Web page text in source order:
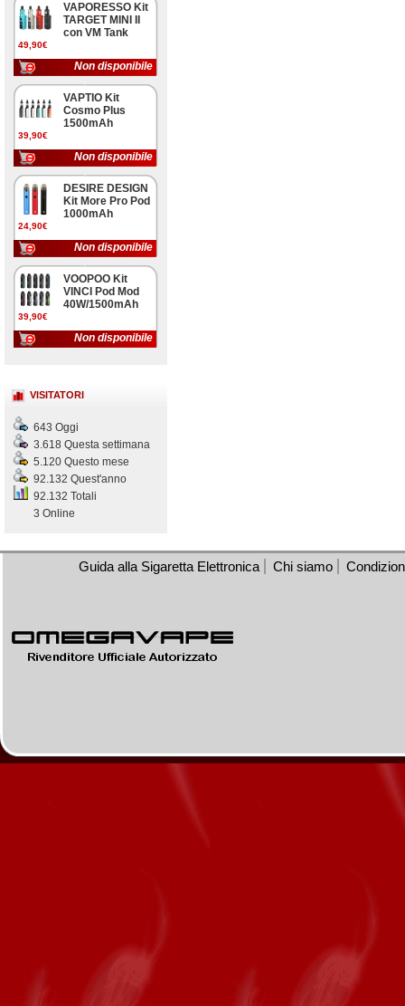
49,90€
VAPORESSO Kit
TARGET MINI II
con VM Tank
Non disponibile
39,90€
VAPTIO Kit
Cosmo Plus
1500mAh
Non disponibile
24,90€
DESIRE DESIGN
Kit More Pro Pod
1000mAh
Non disponibile
39,90€
VOOPOO Kit
VINCI Pod Mod
40W/1500mAh
Non disponibile
VISITATORI
643 Oggi
3.618 Questa settimana
5.120 Questo mese
92.132 Quest'anno
92.132 Totali
3 Online
Guida alla Sigaretta Elettronica Chi siamo